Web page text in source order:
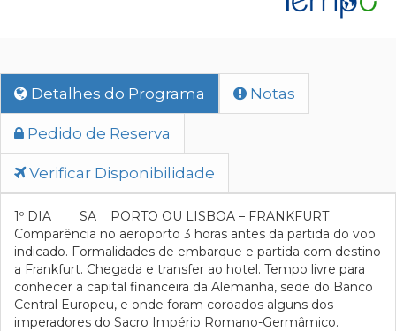
Detalhes do Programa Notas
Pedido de Reserva
Verificar Disponibilidade
1º DIA SA PORTO OU LISBOA – FRANKFURT
Comparência no aeroporto 3 horas antes da partida do voo
indicado. Formalidades de embarque e partida com destino
a Frankfurt. Chegada e transfer ao hotel. Tempo livre para
conhecer a capital financeira da Alemanha, sede do Banco
Central Europeu, e onde foram coroados alguns dos
imperadores do Sacro Império Romano-Germâmico.